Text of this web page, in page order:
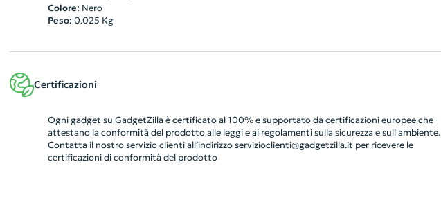
Colore: Nero
Peso: 0.025 Kg
Certificazioni
Ogni gadget su GadgetZilla è certificato al 100% e supportato da certificazioni europee che
attestano la conformità del prodotto alle leggi e ai regolamenti sulla sicurezza e sull'ambiente.
Contatta il nostro servizio clienti all’indirizzo servizioclienti@gadgetzilla.it per ricevere le
certificazioni di conformità del prodotto